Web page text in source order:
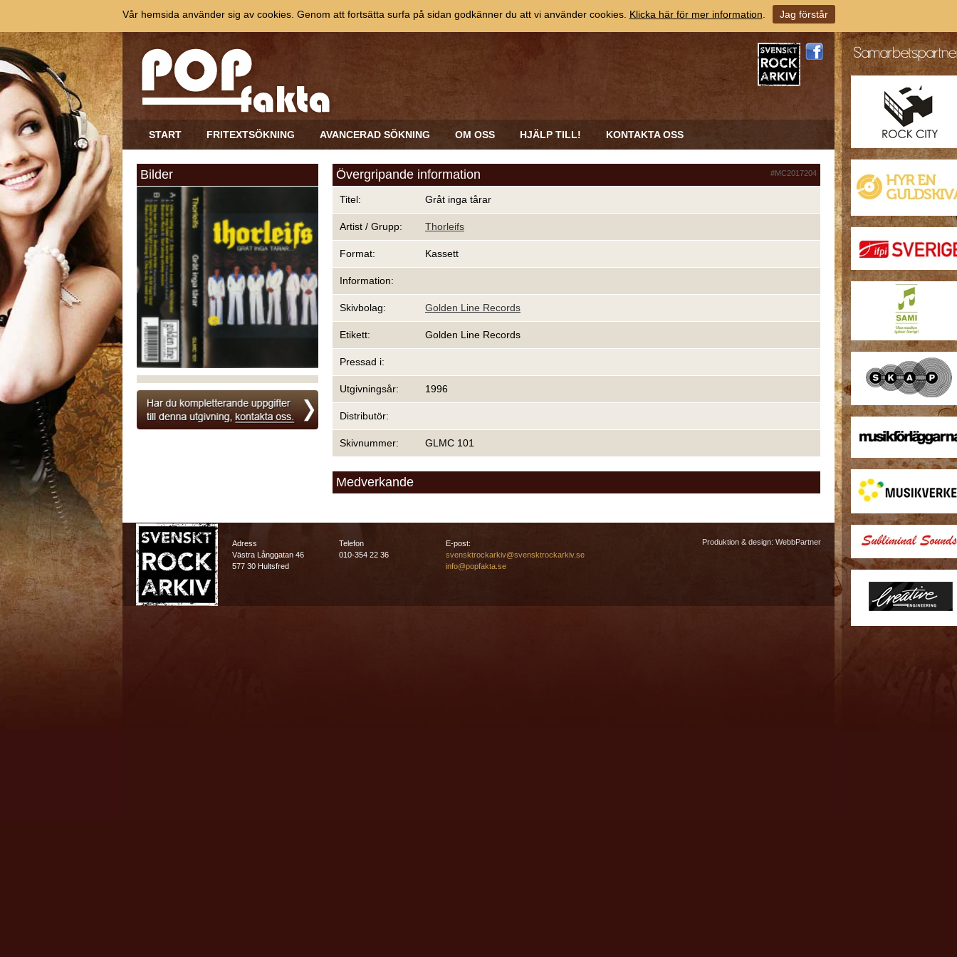
START FRITEXTSÖKNING AVANCERAD SÖKNING OM OSS HJÄLP TILL! KONTAKTA OSS
Bilder Övergripande information #MC2017204
Titel: Gråt inga tårar
Artist / Grupp: Thorleifs
Format: Kassett
Information:
Skivbolag: Golden Line Records
Etikett: Golden Line Records
Pressad i:
Utgivningsår: 1996
Distributör:
Skivnummer: GLMC 101
Medverkande
Adress
Västra Långgatan 46
577 30 Hultsfred
Telefon
010-354 22 36
E-post:
svensktrockarkiv@svensktrockarkiv.se
info@popfakta.se
Produktion & design: WebbPartner
Vår hemsida använder sig av cookies. Genom att fortsätta surfa på sidan godkänner du att vi använder cookies. Klicka här för mer information Jag förstår